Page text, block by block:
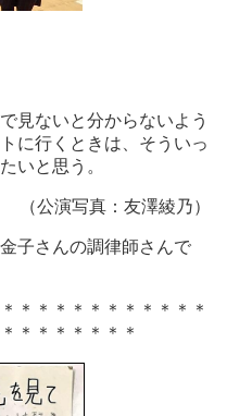
見ないと分からないよう
に行くときは、そういっ
いと思う。
（公演写真：友澤綾乃）
子さんの調律師さんで
＊＊＊＊＊＊＊＊＊＊＊
＊＊＊＊＊＊＊